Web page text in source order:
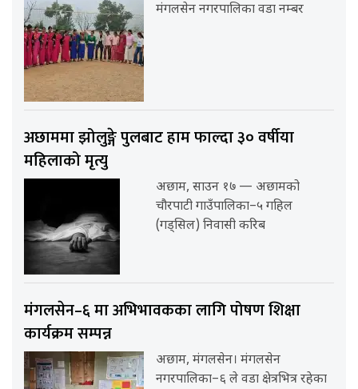
मंगलसेन नगरपालिका वडा नम्बर
अछाममा झोलुङ्गे पुलबाट हाम फाल्दा ३० वर्षीया
महिलाको मृत्यु
अछाम, साउन १७ — अछामको
चौरपाटी गाउँपालिका–५ गहिल
(गड्सिल) निवासी करिब
मंगलसेन–६ मा अभिभावकका लागि पोषण शिक्षा
कार्यक्रम सम्पन्न
अछाम, मंगलसेन। मंगलसेन
नगरपालिका–६ ले वडा क्षेत्रभित्र रहेका